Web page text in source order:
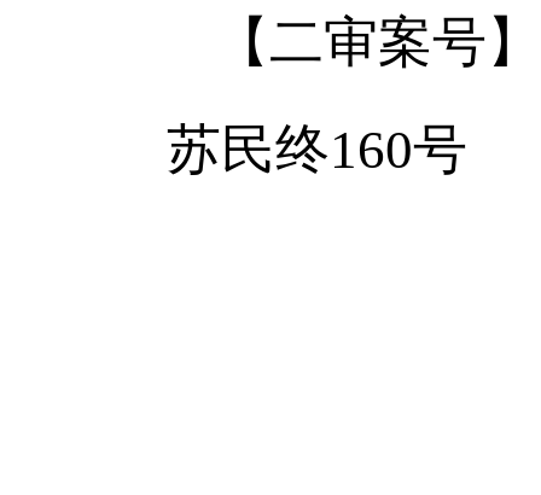
【二审案号
苏民终160号